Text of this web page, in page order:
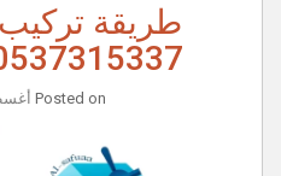
طريقة تركيب
0537315337 خصم
Posted on أغسطس